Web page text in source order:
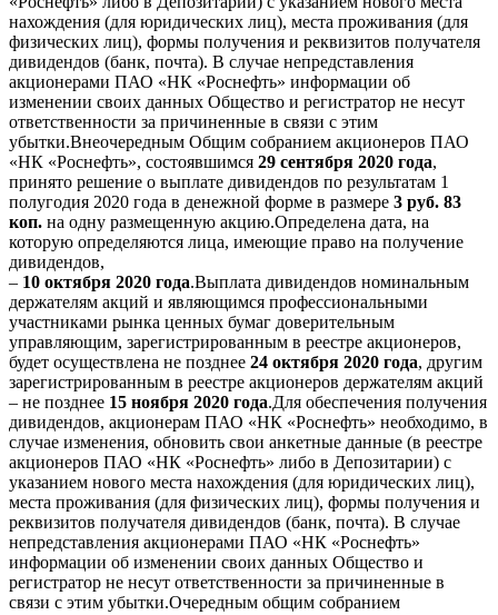
нахождения (для юридических лиц), места проживания (для
физических лиц), формы получения и реквизитов получателя
дивидендов (банк, почта). В случае непредставления
акционерами ПАО «НК «Роснефть» информации об
изменении своих данных Общество и регистратор не несут
ответственности за причиненные в связи с этим
убытки.Внеочередным Общим собранием акционеров ПАО
«НК «Роснефть», состоявшимся 29 сентября 2020 года,
принято решение о выплате дивидендов по результатам 1
полугодия 2020 года в денежной форме в размере 3 руб. 83
коп. на одну размещенную акцию.Определена дата, на
которую определяются лица, имеющие право на получение
дивидендов,
– 10 октября 2020 года.Выплата дивидендов номинальным
держателям акций и являющимся профессиональными
участниками рынка ценных бумаг доверительным
управляющим, зарегистрированным в реестре акционеров,
будет осуществлена не позднее 24 октября 2020 года, другим
зарегистрированным в реестре акционеров держателям акций
– не позднее 15 ноября 2020 года.Для обеспечения получения
дивидендов, акционерам ПАО «НК «Роснефть» необходимо, в
случае изменения, обновить свои анкетные данные (в реестре
акционеров ПАО «НК «Роснефть» либо в Депозитарии) с
указанием нового места нахождения (для юридических лиц),
места проживания (для физических лиц), формы получения и
реквизитов получателя дивидендов (банк, почта). В случае
непредставления акционерами ПАО «НК «Роснефть»
информации об изменении своих данных Общество и
регистратор не несут ответственности за причиненные в
связи с этим убытки.Очередным общим собранием